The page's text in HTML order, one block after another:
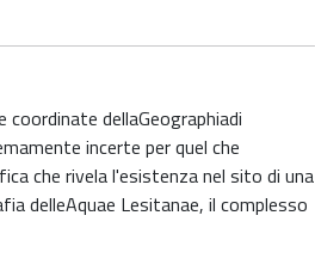
dellaGeographiadi
incerte per quel che
che rivela l'esistenza nel sito di una
delleAquae Lesitanae, il complesso